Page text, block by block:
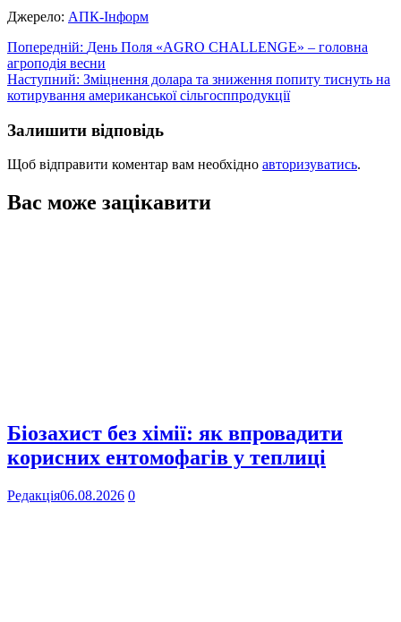
Джерело: АПК-Інформ
Навігація
записів
Попередній: День Поля «AGRO CHALLENGE» – головна
агроподія весни
Наступний: Зміцнення долара та зниження попиту тиснуть на
котирування американської сільгосппродукції
Залишити відповідь
Щоб відправити коментар вам необхідно авторизуватись.
Вас може зацікавити
Біозахист без хімії: як впровадити
корисних ентомофагів у теплиці
Редакція06.08.2026 0